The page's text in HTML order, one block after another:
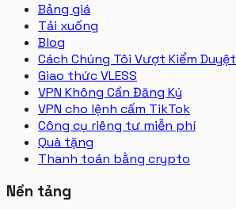
Bảng giá
Tải xuống
Blog
Cách Chúng Tôi Vượt Kiểm Duyệt
Giao thức VLESS
VPN Không Cần Đăng Ký
VPN cho lệnh cấm TikTok
Công cụ riêng tư miễn phí
Quà tặng
Thanh toán bằng crypto
Nền tảng